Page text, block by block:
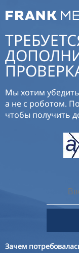
Мы хотим
а не с роботом.
чтобы получить
Зачем